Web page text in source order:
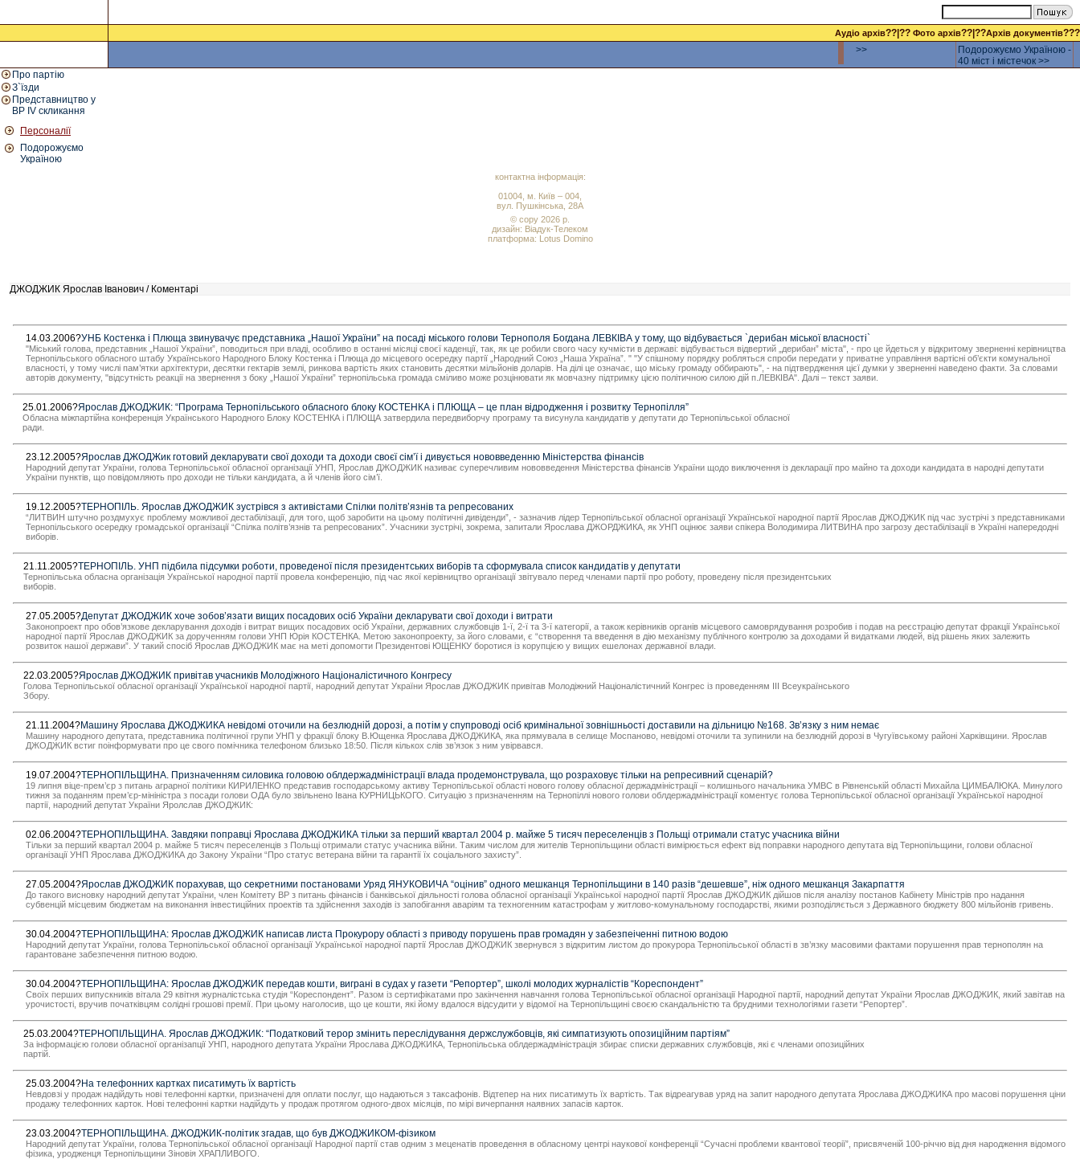
Аудіо архів??|?? Фото архів??|??Архів документів???
>>
Подорожуємо Україною -
40 міст і містечок >>
Про партію
З`їзди
Представництво у
ВР IV скликання
Персоналії
Подорожуємо
Україною
контактна інформація:
01004, м. Київ – 004,
вул. Пушкінська, 28А
© copy 2026 р.
дизайн: Віадук-Телеком
платформа: Lotus Domino
ДЖОДЖИК Ярослав Іванович / Коментарі
14.03.2006?УНБ Костенка і Плюща звинувачує представника „Нашої України” на посаді міського голови Тернополя Богдана ЛЕВКІВА у тому, що відбувається `дерибан міської власності`
"Міський голова, представник „Нашої України”, поводиться при владі, особливо в останні місяці своєї каденції, так, як це робили свого часу кучмісти в державі: відбувається відвертий „дерибан” міста", - про це йдеться у відкритому зверненні керівництва
Тернопільського обласного штабу Українського Народного Блоку Костенка і Плюща до місцевого осередку партії „Народний Союз „Наша Україна”. " "У спішному порядку робляться спроби передати у приватне управління вартісні об’єкти комунальної
власності, у тому числі пам’ятки архітектури, десятки гектарів землі, ринкова вартість яких становить десятки мільйонів доларів. На ділі це означає, що міську громаду оббирають", - на підтвердження цієї думки у зверненні наведено факти. За словами
авторів документу, "відсутність реакції на звернення з боку „Нашої України” тернопільська громада сміливо може розцінювати як мовчазну підтримку цією політичною силою дій п.ЛЕВКІВА". Далі – текст заяви.
25.01.2006?Ярослав ДЖОДЖИК: “Програма Тернопільського обласного блоку КОСТЕНКА і ПЛЮЩА – це план відродження і розвитку Тернопілля”
Обласна міжпартійна конференція Українського Народного Блоку КОСТЕНКА і ПЛЮЩА затвердила передвиборчу програму та висунула кандидатів у депутати до Тернопільської обласної
ради.
23.12.2005?Ярослав ДЖОДЖик готовий декларувати свої доходи та доходи своєї сім’ї і дивується нововведенню Міністерства фінансів
Народний депутат України, голова Тернопільської обласної організації УНП, Ярослав ДЖОДЖИК називає суперечливим нововведення Міністерства фінансів України щодо виключення із декларації про майно та доходи кандидата в народні депутати
України пунктів, що повідомляють про доходи не тільки кандидата, а й членів його сім’ї.
19.12.2005?ТЕРНОПІЛЬ. Ярослав ДЖОДЖИК зустрівся з активістами Спілки політв’язнів та репресованих
“ЛИТВИН штучно роздмухує проблему можливої дестабілізації, для того, щоб заробити на цьому політичні дивіденди”, - зазначив лідер Тернопільської обласної організації Української народної партії Ярослав ДЖОДЖИК під час зустрічі з представниками
Тернопільського осередку громадської організації “Спілка політв’язнів та репресованих”. Учасники зустрічі, зокрема, запитали Ярослава ДЖОРДЖИКА, як УНП оцінює заяви спікера Володимира ЛИТВИНА про загрозу дестабілізації в Україні напередодні
виборів.
21.11.2005?ТЕРНОПІЛЬ. УНП підбила підсумки роботи, проведеної після президентських виборів та сформувала список кандидатів у депутати
Тернопільська обласна організація Української народної партії провела конференцію, під час якої керівництво організації звітувало перед членами партії про роботу, проведену після президентських
виборів.
27.05.2005?Депутат ДЖОДЖИК хоче зобов’язати вищих посадових осіб України декларувати свої доходи і витрати
Законопроект про обов’язкове декларування доходів і витрат вищих посадових осіб України, державних службовців 1-ї, 2-ї та 3-ї категорії, а також керівників органів місцевого самоврядування розробив і подав на реєстрацію депутат фракції Української
народної партії Ярослав ДЖОДЖИК за дорученням голови УНП Юрія КОСТЕНКА. Метою законопроекту, за його словами, є “створення та введення в дію механізму публічного контролю за доходами й видатками людей, від рішень яких залежить
розвиток нашої держави”. У такий спосіб Ярослав ДЖОДЖИК має на меті допомогти Президентові ЮЩЕНКУ боротися із корупцією у вищих ешелонах державної влади.
22.03.2005?Ярослав ДЖОДЖИК привітав учасників Молодіжного Націоналістичного Конгресу
Голова Тернопільської обласної організації Української народної партії, народний депутат України Ярослав ДЖОДЖИК привітав Молодіжний Націоналістичний Конгрес із проведенням ІІІ Всеукраїнського
Збору.
21.11.2004?Машину Ярослава ДЖОДЖИКА невідомі оточили на безлюдній дорозі, а потім у спупроводі осіб кримінальної зовнішньості доставили на дільницю №168. Зв’язку з ним немає
Машину народного депутата, представника політичної групи УНП у фракції блоку В.Ющенка Ярослава ДЖОДЖИКА, яка прямувала в селище Моспаново, невідомі оточили та зупинили на безлюдній дорозі в Чугуївському районі Харківщини. Ярослав
ДЖОДЖИК встиг поінформувати про це свого помічника телефоном близько 18:50. Після кількох слів зв’язок з ним увірвався.
19.07.2004?ТЕРНОПІЛЬЩИНА. Призначенням силовика головою облдержадміністрації влада продемонструвала, що розраховує тільки на репресивний сценарій?
19 липня віце-прем’єр з питань аграрної політики КИРИЛЕНКО представив господарському активу Тернопільської області нового голову обласної держадміністрації – колишнього начальника УМВС в Рівненській області Михайла ЦИМБАЛЮКА. Минулого
тижня за поданням прем’єр-мініністра з посади голови ОДА було звільнено Івана КУРНИЦЬКОГО. Ситуацію з призначенням на Тернопіллі нового голови облдержадміністрації коментує голова Тернопільської обласної організації Української народної
партії, народний депутат України Яролслав ДЖОДЖИК:
02.06.2004?ТЕРНОПІЛЬЩИНА. Завдяки поправці Ярослава ДЖОДЖИКА тільки за перший квартал 2004 р. майже 5 тисяч переселенців з Польщі отримали статус учасника війни
Тільки за перший квартал 2004 р. майже 5 тисяч переселенців з Польщі отримали статус учасника війни. Таким числом для жителів Тернопільщини області вимірюється ефект від поправки народного депутата від Тернопільщини, голови обласної
організації УНП Ярослава ДЖОДЖИКА до Закону України “Про статус ветерана війни та гарантії їх соціального захисту”.
27.05.2004?Ярослав ДЖОДЖИК порахував, що секретними постановами Уряд ЯНУКОВИЧА “оцінив” одного мешканця Тернопільщини в 140 разів “дешевше”, ніж одного мешканця Закарпаття
До такого висновку народний депутат України, член Комітету ВР з питань фінансів і банківської діяльності голова обласної організації Української народної партії Ярослав ДЖОДЖИК дійшов після аналізу постанов Кабінету Міністрів про надання
субвенцій місцевим бюджетам на виконання інвестиційних проектів та здійснення заходів із запобігання аваріям та техногенним катастрофам у житлово-комунальному господарстві, якими розподіляється з Державного бюджету 800 мільйонів гривень.
30.04.2004?ТЕРНОПІЛЬЩИНА: Ярослав ДЖОДЖИК написав листа Прокурору області з приводу порушень прав громадян у забезпеіченні питною водою
Народний депутат України, голова Тернопільської обласної організації Української народної партії Ярослав ДЖОДЖИК звернувся з відкритим листом до прокурора Тернопільської області в зв’язку масовими фактами порушення прав тернополян на
гарантоване забезпечення питною водою.
30.04.2004?ТЕРНОПІЛЬЩИНА: Ярослав ДЖОДЖИК передав кошти, виграні в судах у газети “Репортер”, школі молодих журналістів “Кореспондент”
Своїх перших випускників вітала 29 квітня журналістська студія “Кореспондент”. Разом із сертифікатами про закінчення навчання голова Тернопільської обласної організації Народної партії, народний депутат України Ярослав ДЖОДЖИК, який завітав на
урочистості, вручив початківцям солідні грошові премії. При цьому наголосив, що це кошти, які йому вдалося відсудити у відомої на Тернопільщині своєю скандальністю та брудними технологіями газети “Репортер”.
25.03.2004?ТЕРНОПІЛЬЩИНА. Ярослав ДЖОДЖИК: “Податковий терор змінить переслідування держслужбовців, які симпатизують опозиційним партіям”
За інформацією голови обласної організапції УНП, народного депутата України Ярослава ДЖОДЖИКА, Тернопільська облдержадміністрація збирає списки державних службовців, які є членами опозиційних
партій.
25.03.2004?На телефонних картках писатимуть їх вартість
Невдовзі у продаж надійдуть нові телефонні картки, призначені для оплати послуг, що надаються з таксафонів. Відтепер на них писатимуть їх вартість. Так відреагував уряд на запит народного депутата Ярослава ДЖОДЖИКА про масові порушення ціни
продажу телефонних карток. Нові телефонні картки надійдуть у продаж протягом одного-двох місяців, по мірі вичерпання наявних запасів карток.
23.03.2004?ТЕРНОПІЛЬЩИНА. ДЖОДЖИК-політик згадав, що був ДЖОДЖИКОМ-фізиком
Народний депутат України, голова Тернопільської обласної організації Народної партії став одним з меценатів проведення в обласному центрі наукової конференції “Сучасні проблеми квантової теорії”, присвяченій 100-річчю від дня народження відомого
фізика, уродженця Тернопільщини Зіновія ХРАПЛИВОГО.